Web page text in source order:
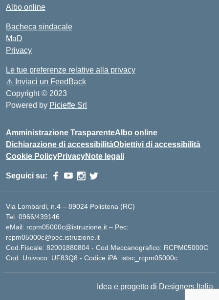
Albo online
Bacheca sindacale
MaD
Privacy
Le tue preferenze relative alla privacy
⚠️ Inviaci un FeedBack
Copyright © 2023
Powered by Picieffe Srl
Amministrazione TrasparenteAlbo online
Dichiarazione di accessibilitàObiettivi di accessibilità
Cookie PolicyPrivacyNote legali
Seguici su:
Via Lombardi, n.4 – 89024 Polistena (RC)
Tel. 0966/439146
eMail: rcpm05000c@istruzione.it – Pec:
rcpm05000c@pec.istruzione.it
Cod.Fiscale: 82001880804 - Cod.Meccanografico: RCPM05000C
Cod. Univoco: UF83Q8 - Codice iPA: istsc_rcpm05000c
Idea e progetto di Designers Italia